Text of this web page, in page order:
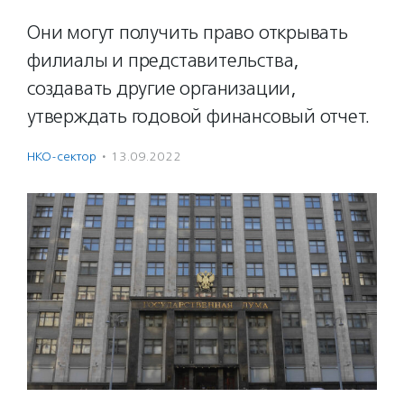
Они могут получить право открывать
филиалы и представительства,
создавать другие организации,
утверждать годовой финансовый отчет.
НКО-сектор · 13.09.2022